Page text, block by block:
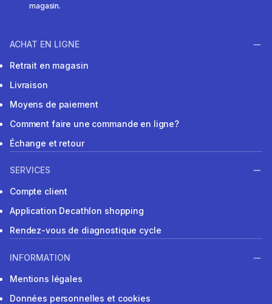
magasin.
ACHAT EN LIGNE
Retrait en magasin
Livraison
Moyens de paiement
Comment faire une commande en ligne?
Échange et retour
SERVICES
Compte client
Application Decathlon shopping
Rendez-vous de diagnostique cycle
INFORMATION
Mentions légales
Données personnelles et cookies